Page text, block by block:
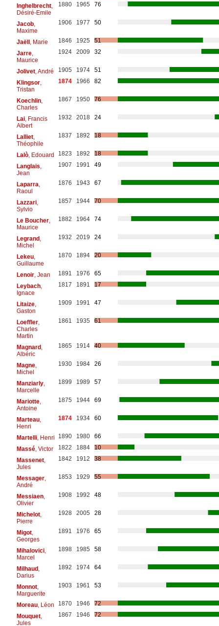
Inghelbrecht,
Désiré-Emile
1880 1965 76
Jacob,
Maxime
1906 1977 50
Jaëll, Marie 1846 1925
51
Jarre,
Maurice
1924 2009 32
Jolivet, André 1905 1974
51
Klingsor,
Tristan
1874 1966 82
Koechlin,
Charles
1867 1950 76
Lai, Francis
Albert
1932 2018 24
Lalliet,
Théophile
1837 1892 18
Lalò, Edouard 1823 1892
18
Langlais
Jean
1907 1991 49
Laparra
Raoul
1876 1943 67
Lazzari,
Sylvio
1857 1944 70
Le Boucher,
Maurice
1882 1964 74
Legrand,
Michel
1932 2019 24
Lekeu,
Guillaume
1870 1894 20
Lenoir, Jean 1891 1976
65
Leybach,
Ignace
1817 1891 17
Litaize,
Gaston
1909 1991 47
Loeffler,
Charles
Martin
1861 1935 61
Magnard,
Albéric
1865 1914 40
Magne,
Michel
1930 1984 26
Manziarly,
Marcelle
1899 1989 57
Mariotte,
Antoine
1875 1944 69
Marteau,
Henri
1874 1934 60
Martelli, Henri 1890 1980
66
Massé, Victor 1822 1884
10
Massenet,
Jules
1842 1912 38
Messager,
André
1853 1929 55
Messiaen,
Olivier
1908 1992 48
Michelot,
Pierre
1928 2005 28
Migot,
Georges
1891 1976 65
Mihalovici,
Marcel
1898 1985 58
Milhaud,
Darius
1892 1974 64
Monnot,
Marguerite
1903 1961 53
Moreau, Léon 1870 1946
72
Mouquet,
Jules
1867 1946 72